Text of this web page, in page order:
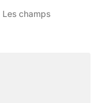
Les champs